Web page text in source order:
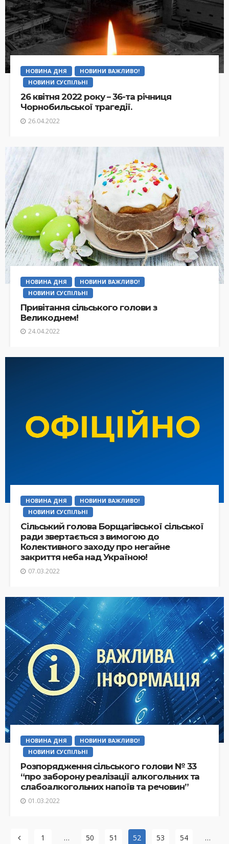
НОВИНА ДНЯ
НОВИНИ ВАЖЛИВО!
НОВИНИ СУСПІЛЬНІ
26 квітня 2022 року – 36-та річниця
Чорнобильської трагедії.
26.04.2022
НОВИНА ДНЯ
НОВИНИ ВАЖЛИВО!
НОВИНИ СУСПІЛЬНІ
Привітання сільського голови з
Великоднем!
24.04.2022
НОВИНА ДНЯ
НОВИНИ ВАЖЛИВО!
НОВИНИ СУСПІЛЬНІ
Сільський голова Борщагівської сільської
ради звертається з вимогою до
Колективного заходу про негайне
закриття неба над Україною!
07.03.2022
НОВИНА ДНЯ
НОВИНИ ВАЖЛИВО!
НОВИНИ СУСПІЛЬНІ
Розпорядження сільського голови № 33
“про заборону реалізації алкогольних та
слабоалкогольних напоїв та речовин”
01.03.2022
1 … 50 51 52 53 54 …